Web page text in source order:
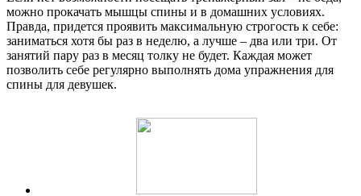
можно прокачать мышцы спины и в домашних условиях.
Правда, придется проявить максимальную строгость к себе:
заниматься хотя бы раз в неделю, а лучше – два или три. От
занятий пару раз в месяц толку не будет. Каждая может
позволить себе регулярно выполнять дома упражнения для
спины для девушек.